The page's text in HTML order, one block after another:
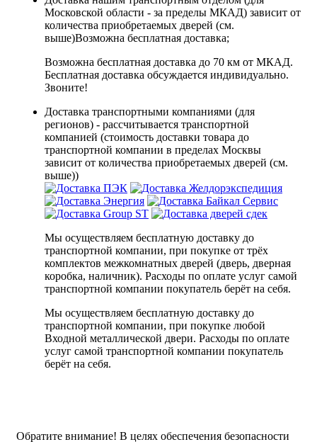
Московской области - за пределы МКАД) зависит от
количества приобретаемых дверей (см.
выше)Возможна бесплатная доставка;
Возможна бесплатная доставка до 70 км от МКАД.
Бесплатная доставка обсуждается индивидуально.
Звоните!
Доставка транспортными компаниями (для
регионов) - рассчитывается транспортной
компанией (стоимость доставки товара до
транспортной компании в пределах Москвы
зависит от количества приобретаемых дверей (см.
выше))
Мы осуществляем бесплатную доставку до
транспортной компании, при покупке от трёх
комплектов межкомнатных дверей (дверь, дверная
коробка, наличник). Расходы по оплате услуг самой
транспортной компании покупатель берёт на себя.
Мы осуществляем бесплатную доставку до
транспортной компании, при покупке любой
Входной металлической двери. Расходы по оплате
услуг самой транспортной компании покупатель
берёт на себя.
Обратите внимание! В целях обеспечения безопасности